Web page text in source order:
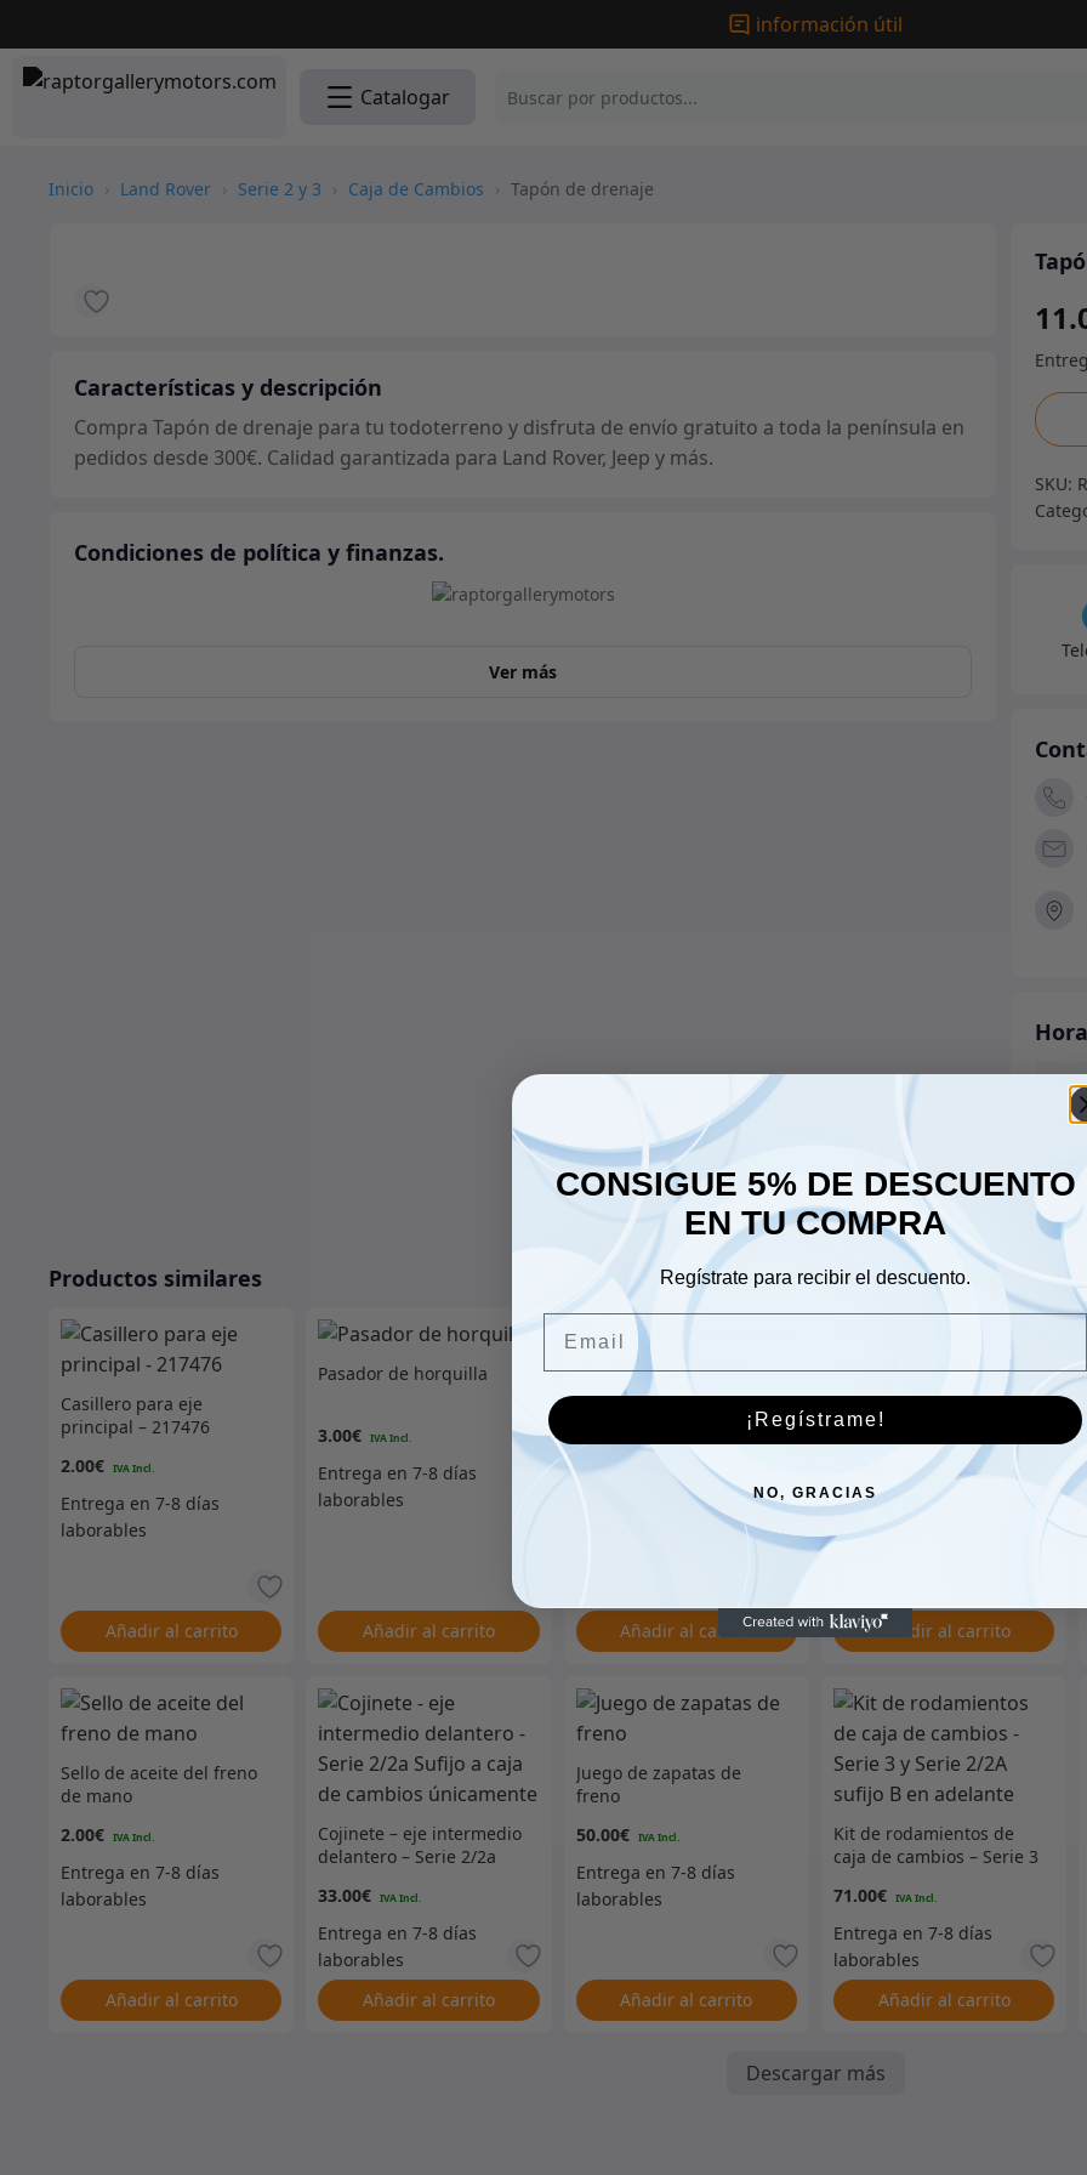
información útil
Catalogar
Inicio › Land Rover › Serie 2 y 3 › Caja de Cambios › Tapón de drenaje
Características y descripción
Compra Tapón de drenaje para tu todoterreno y disfruta de envío gratuito a toda la península en
pedidos desde 300€. Calidad garantizada para Land Rover, Jeep y más.
Condiciones de política y finanzas.
Ver más
Tapón
de
SKU:
Productos similares
Casillero para eje
principal – 217476
2.00€
Añadir al carrito
Pasador de horquilla
3.00€
Añadir al carrito
Resorte para palanca de
5.00€
Añadir al carrito
Cojinete – eje principal
trasero
Añadir al carrito
Sello de aceite del freno
de mano
2.00€
Añadir al carrito
Cojinete – eje intermedio
delantero – Serie 2/2a
únicamente
33.00€
Añadir al carrito
Juego de zapatas de
freno
50.00€
Añadir al carrito
Kit de rodamientos de
caja de cambios – Serie 3
adelante
71.00€
Añadir al carrito
Descargar más
CONSIGUE 5% DE DESCUENTO
EN TU COMPRA
Regístrate para recibir el descuento.
¡Regístrame!
NO, GRACIAS